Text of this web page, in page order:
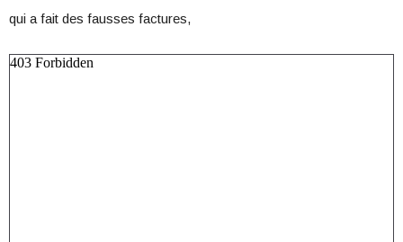
qui a fait des fausses factures,